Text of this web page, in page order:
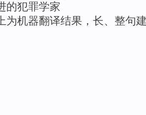
的犯罪学家
为机器翻译结果，长、整句